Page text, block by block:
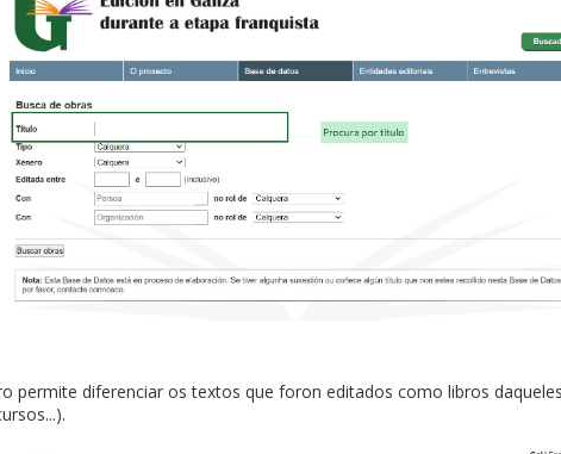
permite diferenciar os textos que foron editados como libros